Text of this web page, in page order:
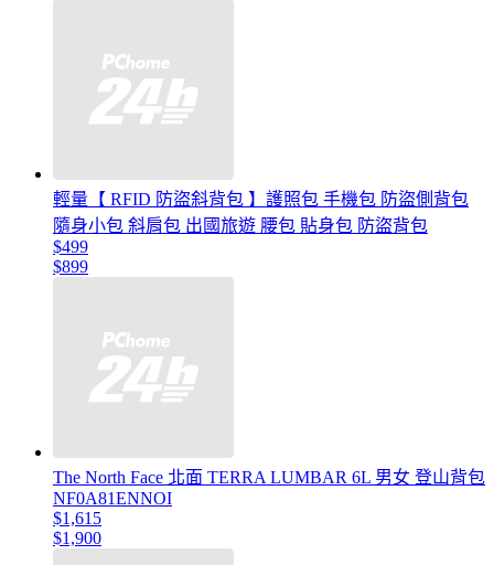
輕量【 RFID 防盜斜背包 】護照包 手機包 防盜側背包
隨身小包 斜肩包 出國旅遊 腰包 貼身包 防盜背包
$499
$899
The North Face 北面 TERRA LUMBAR 6L 男女 登山背包
NF0A81ENNOI
$1,615
$1,900